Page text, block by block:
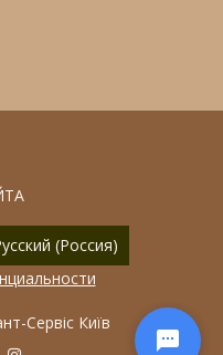

(Россия)
Сервіс Київ